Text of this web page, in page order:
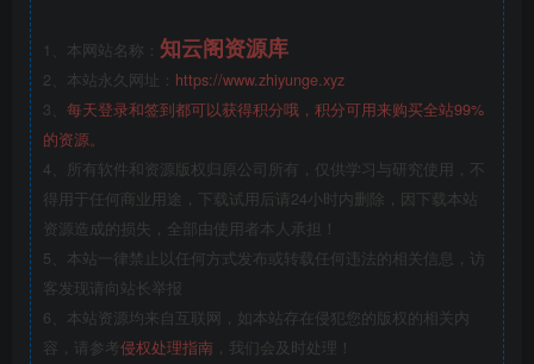
1、本网站名称： 知云阁资源库
2、本站永久网址： https://www.zhiyunge.xyz
3、 每天登录和签到都可以获得积分哦，积分可用来购买全站99%
的资源。
4、所有软件和资源版权归原公司所有，仅供学习与研究使用，不
得用于任何商业用途，下载试用后请24小时内删除，因下载本站
资源造成的损失，全部由使用者本人承担！
5、本站一律禁止以任何方式发布或转载任何违法的相关信息，访
客发现请向站长举报
6、本站资源均来自互联网，如本站存在侵犯您的版权的相关内
容，请参考侵权处理指南 ，我们会及时处理！